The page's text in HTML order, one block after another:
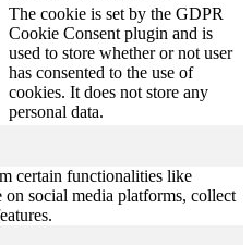
The cookie is set by the GDPR
Cookie Consent plugin and is
used to store whether or not user
has consented to the use of
cookies. It does not store any
personal data.
certain functionalities like
social media platforms, collect